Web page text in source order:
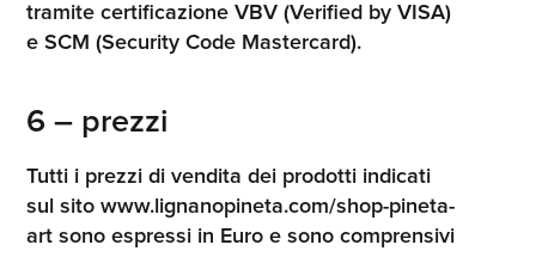
tramite certificazione VBV (Verified by VISA)
e SCM (Security Code Mastercard).
6 – prezzi
Tutti i prezzi di vendita dei prodotti indicati
sul sito www.lignanopineta.com/shop-pineta-
art sono espressi in Euro e sono comprensivi